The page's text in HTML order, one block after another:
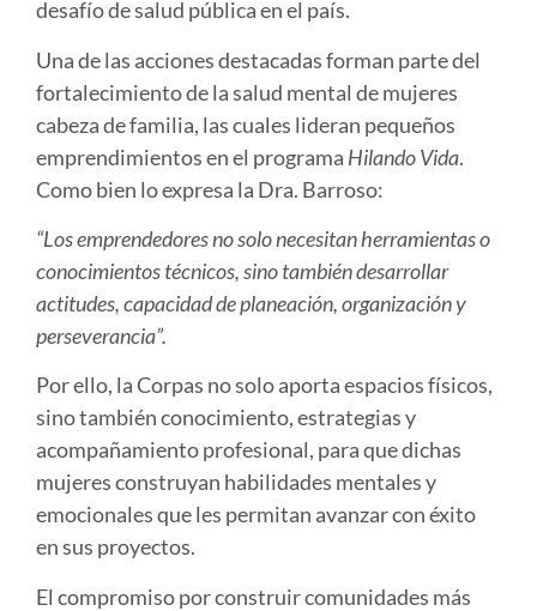
desafío de salud pública en el país.
Una de las acciones destacadas forman parte del
fortalecimiento de la salud mental de mujeres
cabeza de familia, las cuales lideran pequeños
emprendimientos en el programa Hilando Vida.
Como bien lo expresa la Dra. Barroso:
“Los emprendedores no solo necesitan herramientas o
conocimientos técnicos, sino también desarrollar
actitudes, capacidad de planeación, organización y
perseverancia”.
Por ello, la Corpas no solo aporta espacios físicos,
sino también conocimiento, estrategias y
acompañamiento profesional, para que dichas
mujeres construyan habilidades mentales y
emocionales que les permitan avanzar con éxito
en sus proyectos.
El compromiso por construir comunidades más